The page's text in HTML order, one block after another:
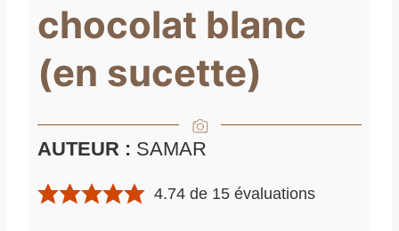
chocolat blanc
(en sucette)
AUTEUR : SAMAR
4.74 de 15 évaluations